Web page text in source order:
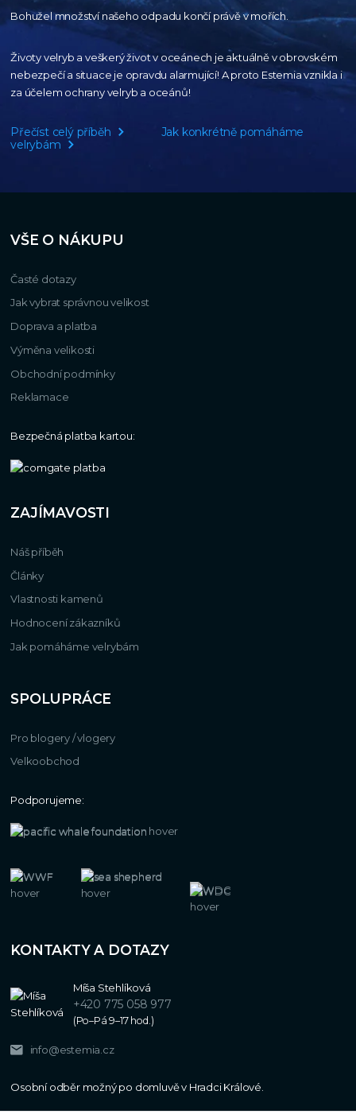
Bohužel množství našeho odpadu končí právě v mořích.
Životy velryb a veškerý život v oceánech je aktuálněv obrovském
nebezpečí a situace je opravdu alarmující!A proto Estemia vznikla i
za účelem ochrany velryb a oceánů!
Přečíst celý příběh
Jak konkrétně pomáháme
velrybám
VŠE O NÁKUPU
Časté dotazy
Jak vybrat správnou velikost
Doprava a platba
Výměna velikosti
Obchodní podmínky
Reklamace
Bezpečná platba kartou:
ZAJÍMAVOSTI
Náš příběh
Články
Vlastnosti kamenů
Hodnocení zákazníků
Jak pomáháme velrybám
SPOLUPRÁCE
Pro blogery / vlogery
Velkoobchod
Podporujeme:
KONTAKTY A DOTAZY
Míša Stehlíková
+420 775 058 977
(Po–Pá 9–17 hod.)
info@estemia.cz